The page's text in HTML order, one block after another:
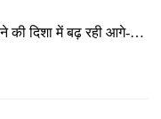
की दिशा में बढ़ रही आगे-…